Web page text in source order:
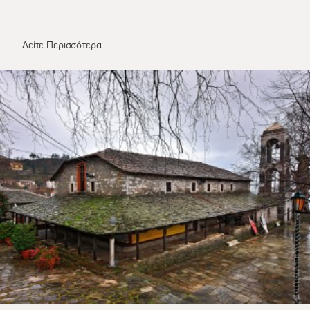
Δείτε ΠερισσότεραΤο Αρχοντικό Βακράτσα στη Σκόπελο